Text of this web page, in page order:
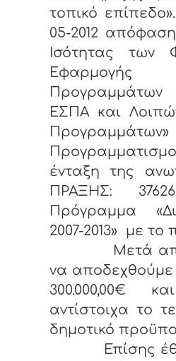
τοπικό
05-2012
Ισότητας των
Εφαρμογής
Προγραμμάτων
ΕΣΠΑ και
ένταξη της
ΠΡΑΞΗΣ:
Πρόγραμμα
2007-2013» με το
Μετά από
να
300.000,00€
αντίστοιχα το
δημοτικό
Επίσης